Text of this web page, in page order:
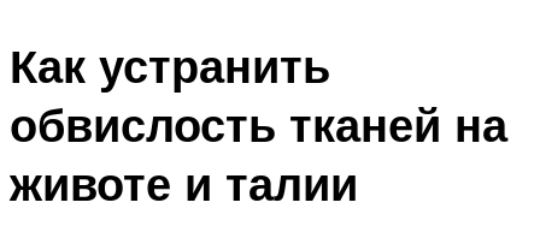
Как устранить
обвислость тканей на
животе и талии